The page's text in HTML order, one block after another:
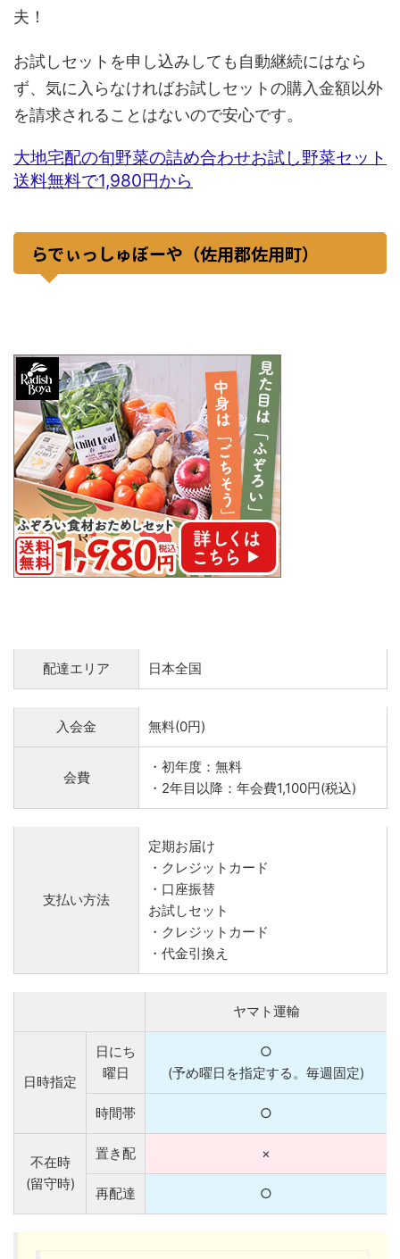
夫！
お試しセットを申し込みしても自動継続にはなら
ず、気に入らなければお試しセットの購入金額以外
を請求されることはないので安心です。
大地宅配の旬野菜の詰め合わせお試し野菜セット
送料無料で1,980円から
らでぃっしゅぼーや（佐用郡佐用町）
配達エリア 日本全国
入会金 無料(0円)
会費
・初年度：無料
・2年目以降：年会費1,100円(税込)
支払い方法
定期お届け
・クレジットカード
・口座振替
お試しセット
・クレジットカード
・代金引換え
ヤマト運輸
日時指定
日にち
曜日
○
(予め曜日を指定する。毎週固定)
時間帯 ○
不在時
(留守時)
置き配 ×
再配達 ○